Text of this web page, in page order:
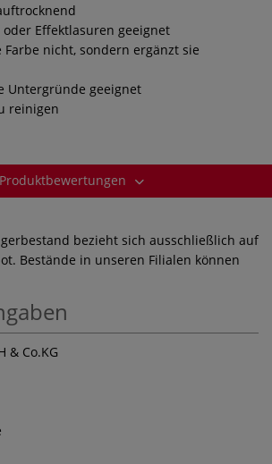
Effektlasuren geeignet
nicht, sondern ergänzt sie
Untergründe geeignet
reinigen
Produktbewertungen
bezieht sich ausschließlich auf
Bestände in unseren Filialen können
& Co.KG